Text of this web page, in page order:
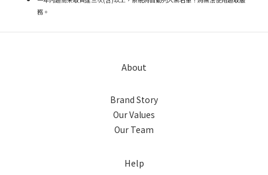
務。
About
Brand Story
Our Values
Our Team
Help